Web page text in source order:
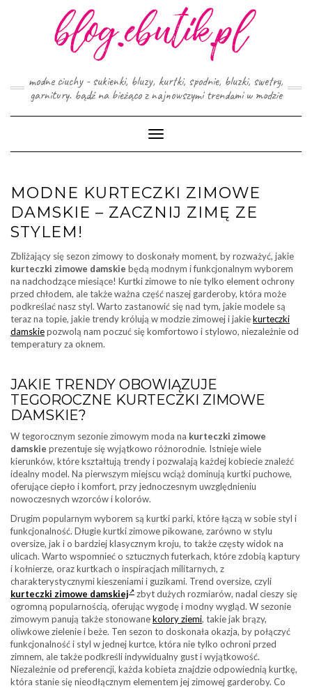
modne ciuchy - sukienki, bluzy, kurtki, spodnie, bluzki, swetry,
garnitury. bądź na bieżąco z najnowszymi trendami w modzie
Toggle
Navigation
MODNE KURTECZKI ZIMOWE
DAMSKIE – ZACZNIJ ZIMĘ ZE
STYLEM!
Zbliżający się sezon zimowy to doskonały moment, by rozważyć, jakie
kurteczki zimowe damskie będą modnym i funkcjonalnym wyborem
na nadchodzące miesiące! Kurtki zimowe to nie tylko element ochrony
przed chłodem, ale także ważna część naszej garderoby, która może
podkreślać nasz styl. Warto zastanowić się nad tym, jakie modele są
teraz na topie, jakie trendy królują w modzie zimowej i jakiekurteczki
damskiepozwolą nam poczuć się komfortowo i stylowo, niezależnie od
temperatury za oknem.
JAKIE TRENDY OBOWIĄZUJE
TEGOROCZNE KURTECZKI ZIMOWE
DAMSKIE?
W tegorocznym sezonie zimowym moda na kurteczki zimowe
damskie prezentuje się wyjątkowo różnorodnie. Istnieje wiele
kierunków, które kształtują trendy i pozwalają każdej kobiecie znaleźć
idealny model. Na pierwszym miejscu wciąż dominują kurtki puchowe,
oferujące ciepło i komfort, przy jednoczesnym uwzględnieniu
nowoczesnych wzorców i kolorów.
Drugim popularnym wyborem są kurtki parki, które łączą w sobie styl i
funkcjonalność. Długie kurtki zimowe pikowane, zarówno w stylu
oversize, jak i o bardziej klasycznym kroju, to także częsty widok na
ulicach. Warto wspomnieć o sztucznych futerkach, które zdobią kaptury
i kołnierze, oraz kurtkach o inspiracjach militarnych, z
charakterystycznymi kieszeniami i guzikami. Trend oversize, czyli
kurteczki zimowe damskiej
zbyt dużych rozmiarów, nadal cieszy się
ogromną popularnością, oferując wygodę i modny wygląd. W sezonie
zimowym panują także stonowanekolory ziemi, takie jak brązy,
oliwkowe zielenie i beże. Ten sezon to doskonała okazja, by połączyć
funkcjonalność i styl w jednej kurtce, która nie tylko ochroni przed
zimnem, ale także podkreśli indywidualny gust i wyjątkowość.
Niezależnie od preferencji, każda kobieta znajdzie odpowiednią kurtkę,
która stanie się nieodłącznym elementem jej zimowej garderoby. Co